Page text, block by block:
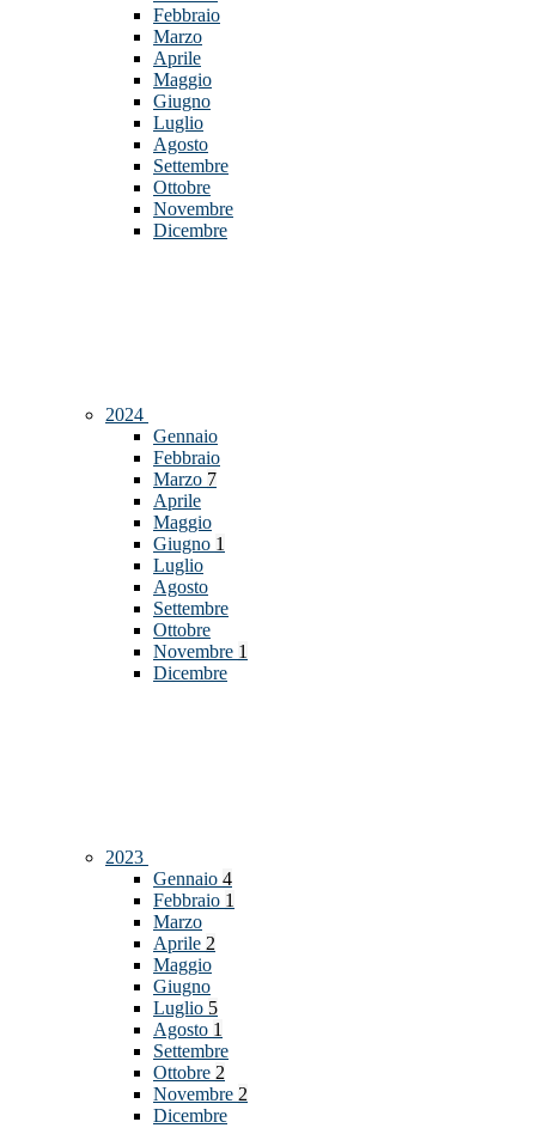
Febbraio
Marzo
Aprile
Maggio
Giugno
Luglio
Agosto
Settembre
Ottobre
Novembre
Dicembre
2024
Gennaio
Febbraio
Marzo 7
Aprile
Maggio
Giugno 1
Luglio
Agosto
Settembre
Ottobre
Novembre 1
Dicembre
2023
Gennaio 4
Febbraio 1
Marzo
Aprile 2
Maggio
Giugno
Luglio 5
Agosto 1
Settembre
Ottobre 2
Novembre 2
Dicembre